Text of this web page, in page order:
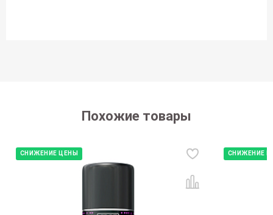
Похожие товары
СНИЖЕНИЕ ЦЕНЫ СНИЖЕНИЕ